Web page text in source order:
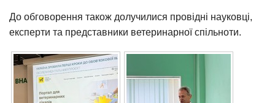
До обговорення також долучилися провідні науковці,
експерти та представники ветеринарної спільноти.